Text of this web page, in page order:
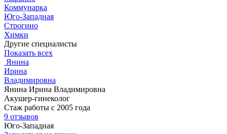
Коммунарка
Юго-Западная
Строгино
Химки
Другие специалисты
Показать всех
Янина
Ирина
Владимировна
Янина Ирина Владимировна
Акушер-гинеколог
Стаж работы с 2005 года
9 отзывов
Юго-Западная